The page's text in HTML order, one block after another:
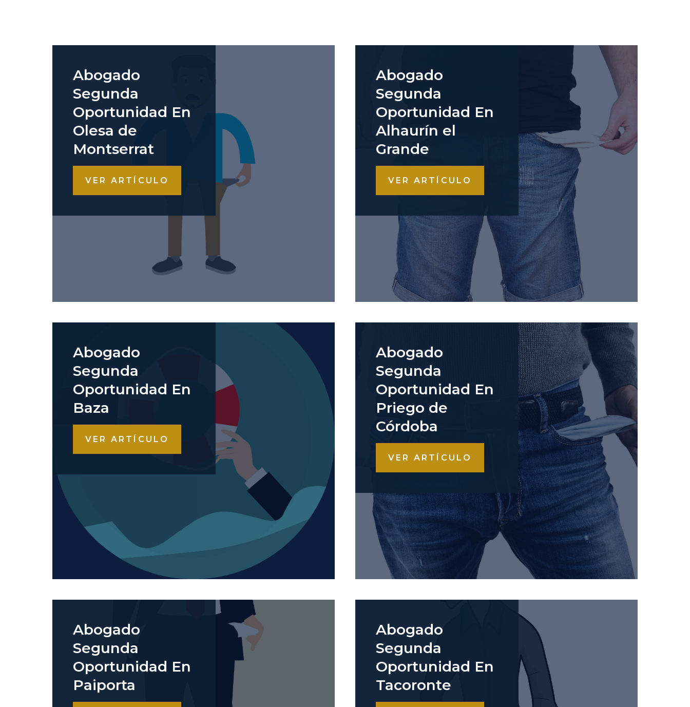
Abogado
Segunda
Oportunidad En
Olesa de
Montserrat
VER ARTÍCULO
Abogado
Segunda
Oportunidad En
Alhaurín el
Grande
VER ARTÍCULO
Abogado
Segunda
Oportunidad En
Baza
VER ARTÍCULO
Abogado
Segunda
Oportunidad En
Priego de
Córdoba
VER ARTÍCULO
Abogado
Segunda
Oportunidad En
Paiporta
Abogado
Segunda
Oportunidad En
Tacoronte